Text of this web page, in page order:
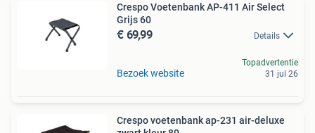
Crespo Voetenbank AP-411 Air Select
Grijs 60
€ 69,99 Details
Bezoek website
Topadvertentie
31 jul 26
Crespo voetenbank ap-231 air-deluxe